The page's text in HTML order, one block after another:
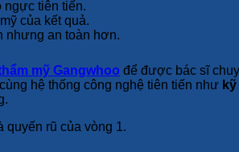
ngực tiên tiến.
của kết quả.
nhưng an toàn hơn.
mỹ Gangwhoo để được bác sĩ
hệ thống công nghệ tiên tiến như kỹ
quyến rũ của vòng 1.